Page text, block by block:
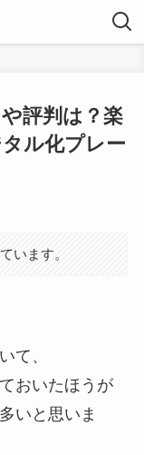
評判は？楽
ル化プレー
います。
て、
おいたほうが
いと思いま